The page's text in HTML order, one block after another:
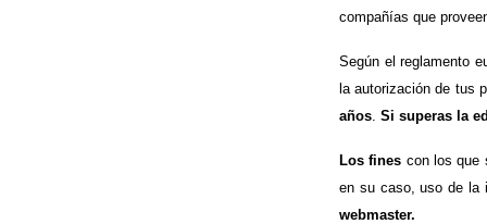
compañías que
Según el reglamento
la autorización de tus
años Si superas la
Los fines con los que
en su caso, uso de la
webmaster.